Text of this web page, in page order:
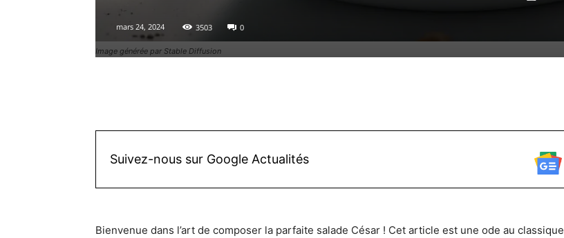
Image générée par Stable Diffusion
mars 24, 2024 3503 0
Suivez-nous sur Google Actualités
Bienvenue dans l’art de composer la parfaite salade César ! Cet article est une ode au classique